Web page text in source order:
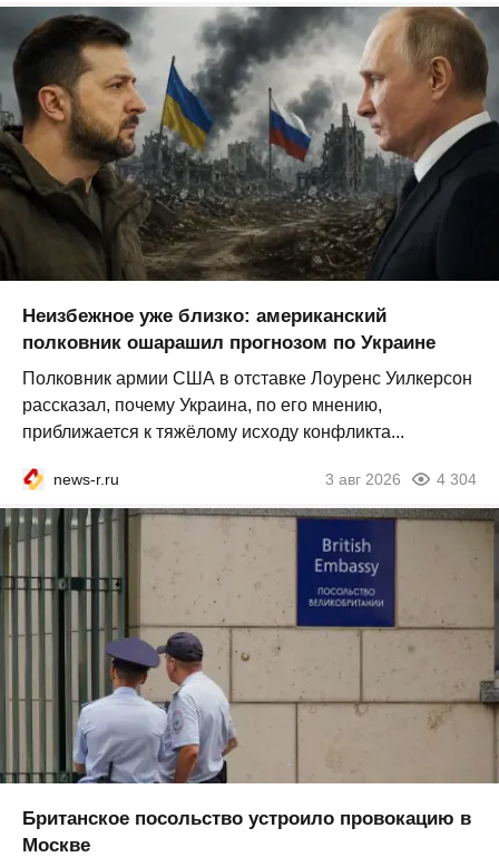
Неизбежное уже близко: американский
полковник ошарашил прогнозом по Украине
Полковник армии США в отставке Лоуренс Уилкерсон
рассказал, почему Украина, по его мнению,
приближается к тяжёлому исходу конфликта...
news-r.ru 3 авг 2026 4 304
Британское посольство устроило провокацию в
Москве